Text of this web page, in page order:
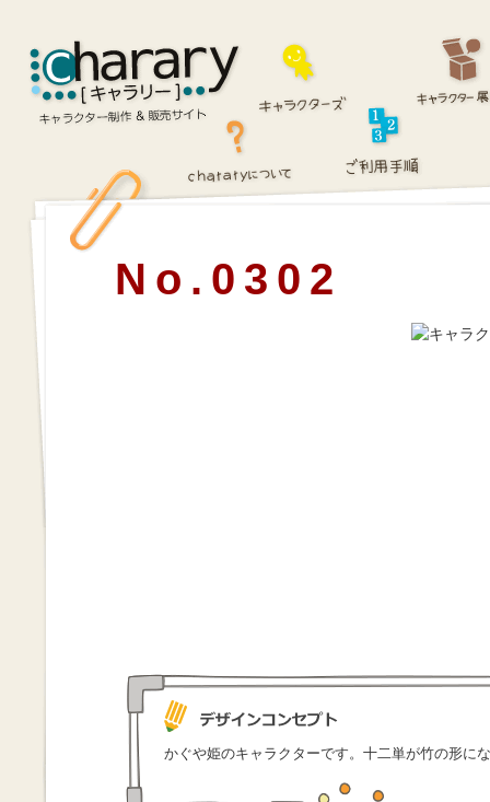
No.0302
かぐや姫のキャラクターです。十二単が竹の形に